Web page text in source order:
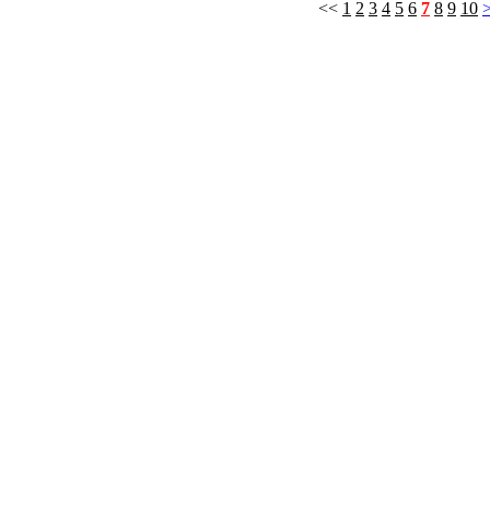
<< 1 2 3 4 5 6 7 8 9 10